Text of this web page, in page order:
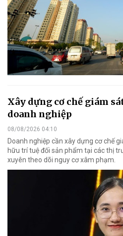
Xây dựng cơ chế giám
doanh nghiệp
08/08/2026 04:10
Doanh nghiệp cần xây dựng cơ chế
hữu trí tuệ đối sản phẩm tại các thị
xuyên theo dõi nguy cơ xâm phạm.